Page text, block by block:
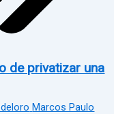
de privatizar una
Marcos Paulo